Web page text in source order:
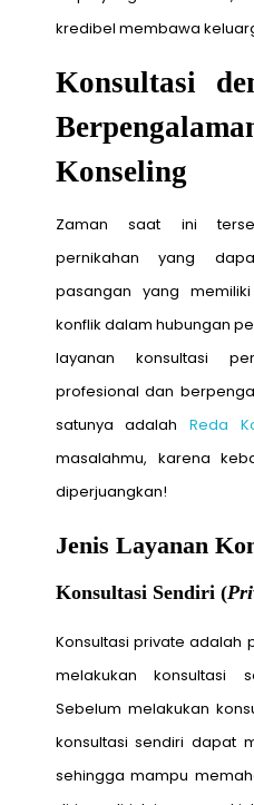
kredibel membawa
Konsultasi
Konseling
Zaman saat ini
pernikahan yang
pasangan yang
konflik dalam hubungan
layanan konsultasi
profesional dan
satunya adalah Reda
masalahmu, karena
diperjuangkan!
Jenis Layanan
Konsultasi Sendiri (
Konsultasi private adalah
melakukan konsultasi
Sebelum melakukan
konsultasi sendiri dapat
sehingga mampu